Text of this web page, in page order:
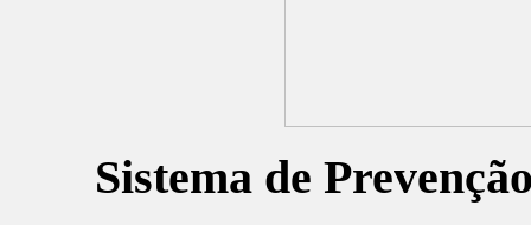
Sistema de